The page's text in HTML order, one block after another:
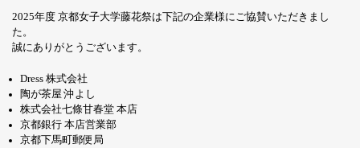
2025年度 京都女子大学藤花祭は下記の企業様にご協賛いただきまし
た。
誠にありがとうございます。
Dress 株式会社
陶が茶屋 沖よし
株式会社七條甘春堂 本店
京都銀行 本店営業部
京都下馬町郵便局